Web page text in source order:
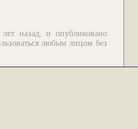
назад, и опубликовано
любым лицом без